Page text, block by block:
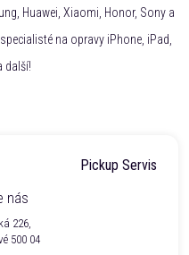
Huawei, Xiaomi, Honor, Sony a
na opravy iPhone, iPad,
další!
Pickup Servis
nás
226,
500 04